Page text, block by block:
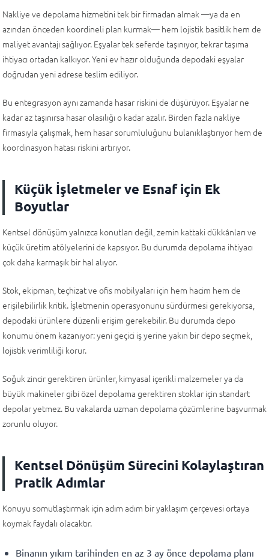
Nakliye ve depolama hizmetini tek bir firmadan almak —ya da en
azından önceden koordineli plan kurmak— hem lojistik basitlik hem de
maliyet avantajı sağlıyor. Eşyalar tek seferde taşınıyor, tekrar taşıma
ihtiyacı ortadan kalkıyor. Yeni ev hazır olduğunda depodaki eşyalar
doğrudan yeni adrese teslim ediliyor.
Bu entegrasyon aynı zamanda hasar riskini de düşürüyor. Eşyalar ne
kadar az taşınırsa hasar olasılığı o kadar azalır. Birden fazla nakliye
firmasıyla çalışmak, hem hasar sorumluluğunu bulanıklaştırıyor hem de
koordinasyon hatası riskini artırıyor.
Küçük İşletmeler ve Esnaf için Ek
Boyutlar
Kentsel dönüşüm yalnızca konutları değil, zemin kattaki dükkânları ve
küçük üretim atölyelerini de kapsıyor. Bu durumda depolama ihtiyacı
çok daha karmaşık bir hal alıyor.
Stok, ekipman, teçhizat ve ofis mobilyaları için hem hacim hem de
erişilebilirlik kritik. İşletmenin operasyonunu sürdürmesi gerekiyorsa,
depodaki ürünlere düzenli erişim gerekebilir. Bu durumda depo
konumu önem kazanıyor: yeni geçici iş yerine yakın bir depo seçmek,
lojistik verimliliği korur.
Soğuk zincir gerektiren ürünler, kimyasal içerikli malzemeler ya da
büyük makineler gibi özel depolama gerektiren stoklar için standart
depolar yetmez. Bu vakalarda uzman depolama çözümlerine başvurmak
zorunlu oluyor.
Kentsel Dönüşüm Sürecini Kolaylaştıran
Pratik Adımlar
Konuyu somutlaştırmak için adım adım bir yaklaşım çerçevesi ortaya
koymak faydalı olacaktır.
Binanın yıkım tarihinden en az 3 ay önce depolama planı